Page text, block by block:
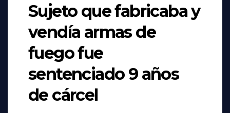
Sujeto que fabricaba y
vendía armas de
fuego fue
sentenciado 9 años
de cárcel